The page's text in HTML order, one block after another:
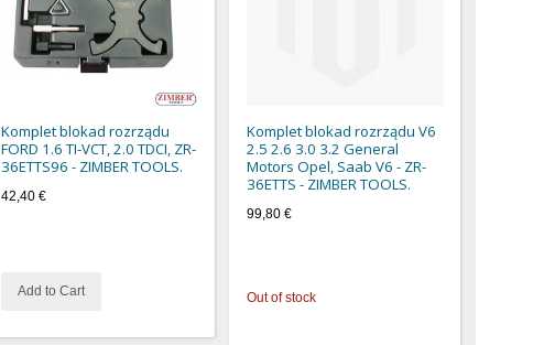
Komplet blokad rozrządu
FORD 1.6 TI-VCT, 2.0 TDCI, ZR-
36ETTS96 - ZIMBER TOOLS.
42,40 €
Add to Cart
Komplet blokad rozrządu V6
2.5 2.6 3.0 3.2 General
Motors Opel, Saab V6 - ZR-
36ETTS - ZIMBER TOOLS.
99,80 €
Out of stock